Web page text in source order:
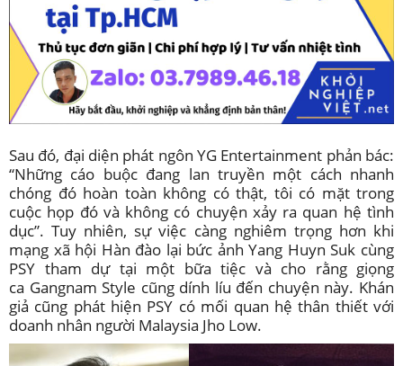
Sau đó, đại diện phát ngôn YG Entertainment phản bác:
“Những cáo buộc đang lan truyền một cách nhanh
chóng đó hoàn toàn không có thật, tôi có mặt trong
cuộc họp đó và không có chuyện xảy ra quan hệ tình
dục”. Tuy nhiên, sự việc càng nghiêm trọng hơn khi
mạng xã hội Hàn đào lại bức ảnh Yang Huyn Suk cùng
PSY tham dự tại một bữa tiệc và cho rằng giọng
ca Gangnam Style cũng dính líu đến chuyện này. Khán
giả cũng phát hiện PSY có mối quan hệ thân thiết với
doanh nhân người Malaysia Jho Low.